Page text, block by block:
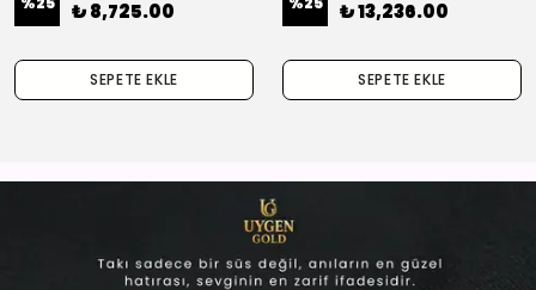
₺ 8,725.00
SEPETE EKLE
₺ 13,236.00
SEPETE EKLE